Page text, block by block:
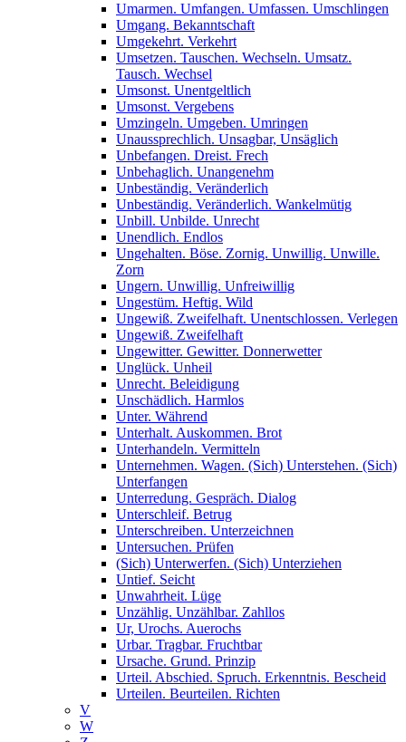
Umarmen. Umfangen. Umfassen. Umschlingen
Umgang. Bekanntschaft
Umgekehrt. Verkehrt
Umsetzen. Tauschen. Wechseln. Umsatz.
Tausch. Wechsel
Umsonst. Unentgeltlich
Umsonst. Vergebens
Umzingeln. Umgeben. Umringen
Unaussprechlich. Unsagbar, Unsäglich
Unbefangen. Dreist. Frech
Unbehaglich. Unangenehm
Unbeständig. Veränderlich
Unbeständig. Veränderlich. Wankelmütig
Unbill. Unbilde. Unrecht
Unendlich. Endlos
Ungehalten. Böse. Zornig. Unwillig. Unwille.
Zorn
Ungern. Unwillig. Unfreiwillig
Ungestüm. Heftig. Wild
Ungewiß. Zweifelhaft. Unentschlossen. Verlegen
Ungewiß. Zweifelhaft
Ungewitter. Gewitter. Donnerwetter
Unglück. Unheil
Unrecht. Beleidigung
Unschädlich. Harmlos
Unter. Während
Unterhalt. Auskommen. Brot
Unterhandeln. Vermitteln
Unternehmen. Wagen. (Sich) Unterstehen. (Sich)
Unterfangen
Unterredung. Gespräch. Dialog
Unterschleif. Betrug
Unterschreiben. Unterzeichnen
Untersuchen. Prüfen
(Sich) Unterwerfen. (Sich) Unterziehen
Untief. Seicht
Unwahrheit. Lüge
Unzählig. Unzählbar. Zahllos
Ur, Urochs. Auerochs
Urbar. Tragbar. Fruchtbar
Ursache. Grund. Prinzip
Urteil. Abschied. Spruch. Erkenntnis. Bescheid
Urteilen. Beurteilen. Richten
V
W